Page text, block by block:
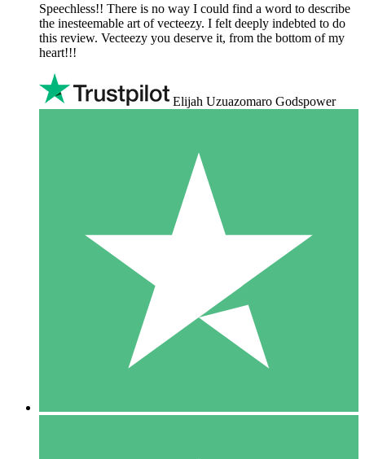
Speechless!! There is no way I could find a word to describe
the inesteemable art of vecteezy. I felt deeply indebted to do
this review. Vecteezy you deserve it, from the bottom of my
heart!!!
Elijah Uzuazomaro Godspower